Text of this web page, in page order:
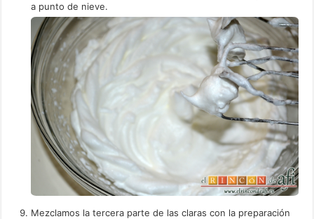
a punto de nieve.
Mezclamos la tercera parte de las claras con la preparación